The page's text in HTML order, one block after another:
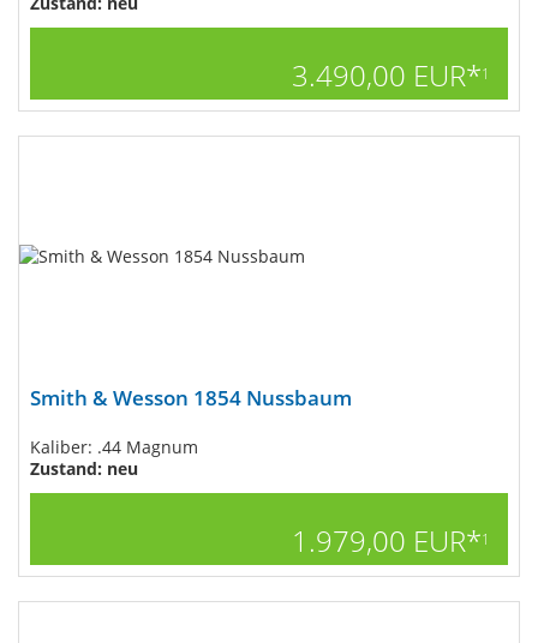
3.490,00 EUR*1
Smith & Wesson 1854 Nussbaum
Kaliber: .44 Magnum
Zustand: neu
1.979,00 EUR*1